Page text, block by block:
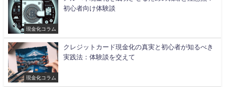
現金化コラム
初心者向け体験談
現金化コラム
クレジットカード現金化の真実と初心者が知るべき
実践法：体験談を交えて